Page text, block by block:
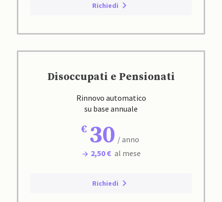
Richiedi
Disoccupati e Pensionati
Rinnovo automatico
su base annuale
30 / anno
2,50 € al mese
Richiedi